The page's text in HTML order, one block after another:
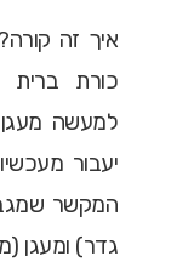
איך זה
כורת ברית
למעשה מעגן
יעבור
המקשר
גדר) ומעגן